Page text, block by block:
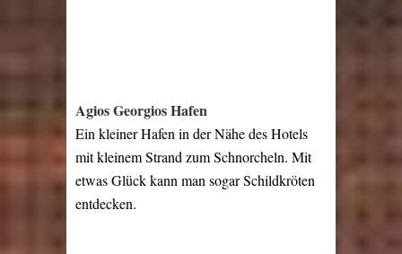
Agios Georgios Hafen
Ein kleiner Hafen in der Nähe des Hotels
mit kleinem Strand zum Schnorcheln. Mit
etwas Glück kann man sogar Schildkröten
entdecken.